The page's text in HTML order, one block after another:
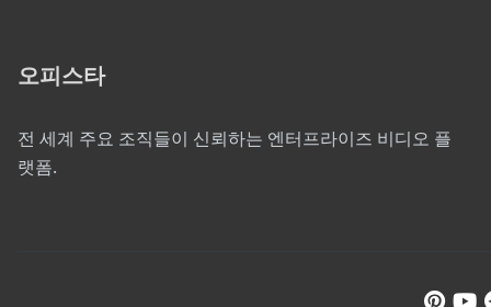
오피스타
전 세계 주요 조직들이 신뢰하는 엔터프라이즈 비디오 플
랫폼.